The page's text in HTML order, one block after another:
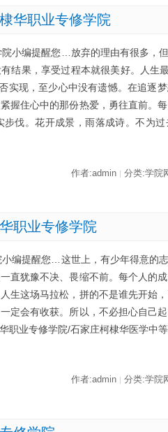
华职业专修学院
小编提醒您…放弃的理由有很多，
结果，享受过程本就很美好。人生
实现，至少心中没有遗憾。在追逐
握住心中的那份热爱，勇往直前。
伐。花开成景，雨落成诗。不为
作者:admin | 分类:学院
职业专修学院
编提醒您…这世上，有少年得意的
直犹豫不决、畏缩不前。每个人的
生这场马拉松，拼的不是谁先开始
定会有收获。所以，不必担心自己
职业专修学院/石家庄柯棣华医学中
作者:admin | 分类:学院